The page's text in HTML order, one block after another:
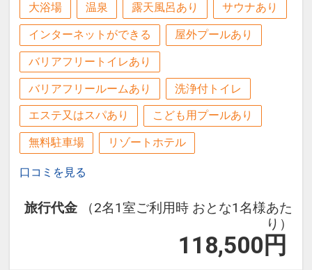
大浴場 温泉 露天風呂あり サウナあり
インターネットができる 屋外プールあり
バリアフリートイレあり
バリアフリールームあり 洗浄付トイレ
エステ又はスパあり こども用プールあり
無料駐車場 リゾートホテル
口コミを見る
旅行代金
（2名1室ご利用時 おとな1名様あた
り）
118,500 円